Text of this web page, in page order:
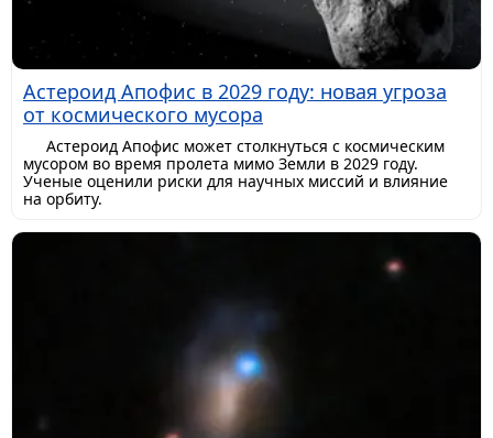
Астероид Апофис в 2029 году: новая угроза
от космического мусора
Астероид Апофис может столкнуться с космическим
мусором во время пролета мимо Земли в 2029 году.
Ученые оценили риски для научных миссий и влияние
на орбиту.